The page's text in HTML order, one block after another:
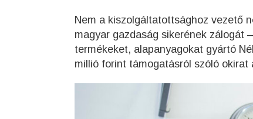
Nem a kiszolgáltatottsághoz vezető
magyar gazdaság sikerének zálogát
termékeket, alapanyagokat gyártó
millió forint támogatásról szóló okirat